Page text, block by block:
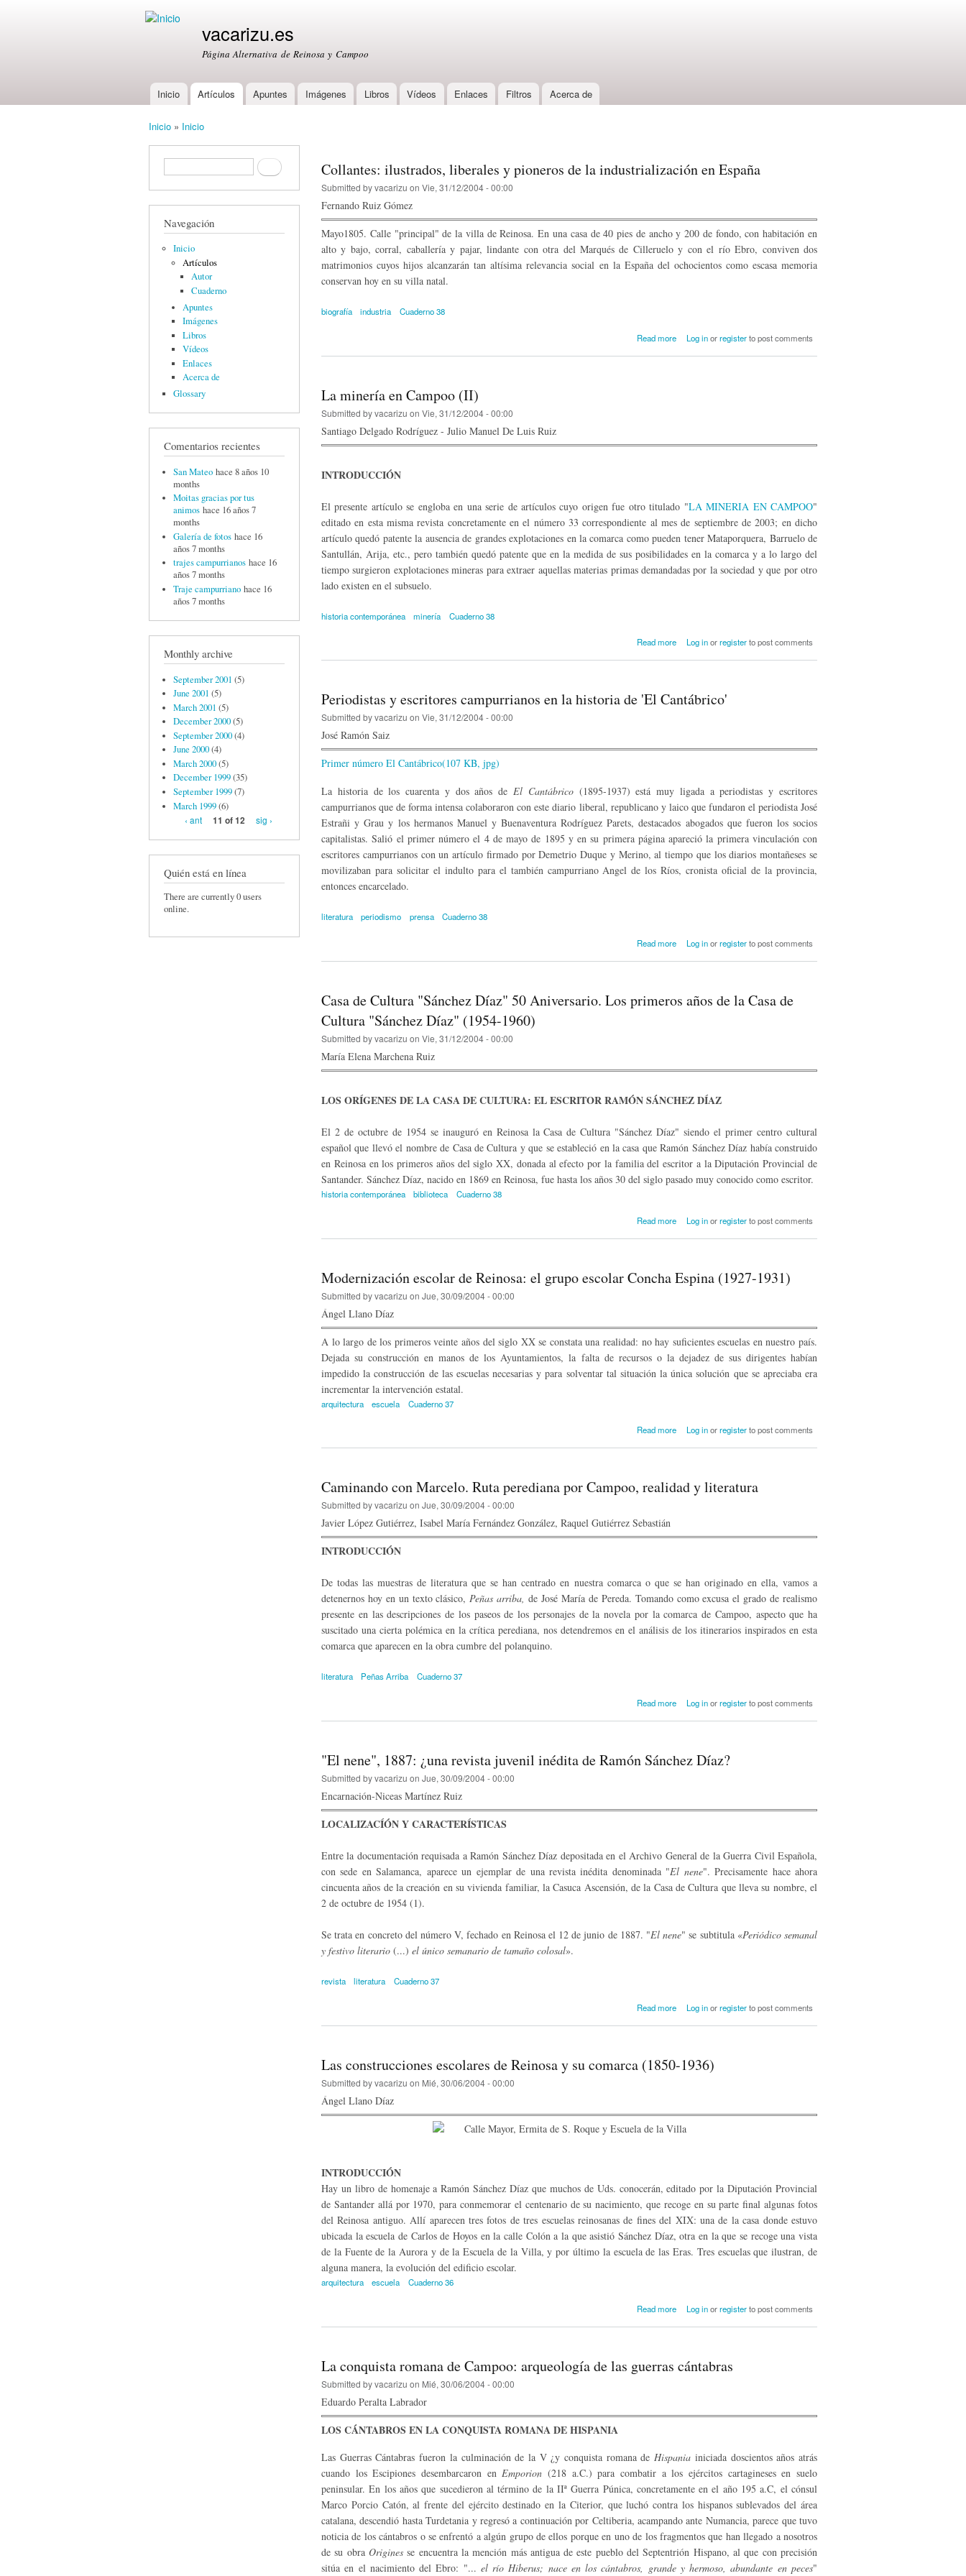
vacarizu.es
Página Alternativa de Reinosa y Campoo
Main menu
Inicio Artículos Apuntes Imágenes Libros Vídeos Enlaces Filtros Acerca de
Inicio » Inicio
Formulario de búsquedaBuscar
Navegación
Inicio
Artículos
Autor
Cuaderno
Apuntes
Imágenes
Libros
Vídeos
Enlaces
Acerca de
Glossary
Comentarios recientes
San Mateo hace 8 años 10
months
Moitas gracias por tus
animos hace 16 años 7
months
Galería de fotos hace 16
años 7 months
trajes campurrianos hace 16
años 7 months
Traje campurriano hace 16
años 7 months
Monthly archive
September 2001 (5)
June 2001 (5)
March 2001 (5)
December 2000(5)
September 2000(4)
June 2000(4)
March 2000(5)
December 1999(35)
September 1999(7)
March 1999(6)
‹ ant
11 of 12 sig ›
Quién está en línea
There are currently 0 users
online.
Collantes: ilustrados, liberales y pioneros de la industrialización en España
Submitted byvacarizu on Vie, 31/12/2004 - 00:00
Fernando Ruiz Gómez
Mayo1805. Calle "principal" de la villa de Reinosa. En una casa de 40 pies de ancho y 200 de fondo, con habitación en
alto y bajo, corral, caballería y pajar, lindante con otra del Marqués de Cilleruelo y con el río Ebro, conviven dos
matrimonios cuyos hijos alcanzarán tan altísima relevancia social en la España del ochocientos como escasa memoria
conservan hoy en su villa natal.
biografía industria Cuaderno 38
Read more
about Collantes: ilustrados, liberales y
Log inorregisterto post comments
La minería en Campoo (II)
Submitted byvacarizu on Vie, 31/12/2004 - 00:00
Santiago Delgado Rodríguez - Julio Manuel De Luis Ruiz
INTRODUCCIÓN
El presente artículo se engloba en una serie de artículos cuyo origen fue otro titulado "LA MINERIA EN CAMPOO"
editado en esta misma revista concretamente en el número 33 correspondiente al mes de septiembre de 2003; en dicho
artículo quedó patente la ausencia de grandes explotaciones en la comarca como pueden tener Mataporquera, Barruelo de
Santullán, Arija, etc., pero también quedó patente que en la medida de sus posibilidades en la comarca y a lo largo del
tiempo surgieron explotaciones mineras para extraer aquellas materias primas demandadas por la sociedad y que por otro
lado existen en el subsuelo.
historia contemporánea minería Cuaderno 38
Read moreabout La minería en Campoo (II)
Log inorregisterto post comments
Periodistas y escritores campurrianos en la historia de 'El Cantábrico'
Submitted byvacarizu on Vie, 31/12/2004 - 00:00
José Ramón Saiz
Primer número El Cantábrico(107 KB, jpg)
La historia de los cuarenta y dos años de El Cantábrico(1895-1937) está muy ligada a periodistas y escritores
campurrianos que de forma intensa colaboraron con este diario liberal, republicano y laico que fundaron el periodista José
Estrañi y Grau y los hermanos Manuel y Buenaventura Rodríguez Parets, destacados abogados que fueron los socios
capitalistas. Salió el primer número el 4 de mayo de 1895 y en su primera página apareció la primera vinculación con
escritores campurrianos con un artículo firmado por Demetrio Duque y Merino, al tiempo que los diarios montañeses se
movilizaban para solicitar el indulto para el también campurriano Angel de los Ríos, cronista oficial de la provincia,
entonces encarcelado.
literatura periodismo prensa Cuaderno 38
Read more
about Periodistas y escritores
Cantábrico'
Log inorregisterto post comments
Casa de Cultura "Sánchez Díaz" 50 Aniversario. Los primeros años de la Casa de
Cultura "Sánchez Díaz" (1954-1960)
Submitted byvacarizu on Vie, 31/12/2004 - 00:00
María Elena Marchena Ruiz
LOS ORÍGENES DE LA CASA DE CULTURA: EL ESCRITOR RAMÓN SÁNCHEZ DÍAZ
El 2 de octubre de 1954 se inauguró en Reinosa la Casa de Cultura "Sánchez Díaz" siendo el primer centro cultural
español que llevó el nombre de Casa de Cultura y que se estableció en la casa que Ramón Sánchez Díaz había construido
en Reinosa en los primeros años del siglo XX, donada al efecto por la familia del escritor a la Diputación Provincial de
Santander. Sánchez Díaz, nacido en 1869 en Reinosa, fue hasta los años 30 del siglo pasado muy conocido como escritor.
historia contemporánea biblioteca Cuaderno 38
Read more
about Casa de Cultura "Sánchez Díaz" 50
Casa de Cultura "Sánchez Díaz" (1954-
Log inorregisterto post comments
Modernización escolar de Reinosa: el grupo escolar Concha Espina (1927-1931)
Submitted byvacarizu on Jue, 30/09/2004 - 00:00
Ángel Llano Díaz
A lo largo de los primeros veinte años del siglo XX se constata una realidad: no hay suficientes escuelas en nuestro país.
Dejada su construcción en manos de los Ayuntamientos, la falta de recursos o la dejadez de sus dirigentes habían
impedido la construcción de las escuelas necesarias y para solventar tal situación la única solución que se apreciaba era
incrementar la intervención estatal.
arquitectura escuela Cuaderno 37
Read more
about Modernización escolar de Reinosa:
1931)
Log inorregisterto post comments
Caminando con Marcelo. Ruta perediana por Campoo, realidad y literatura
Submitted byvacarizu on Jue, 30/09/2004 - 00:00
Javier López Gutiérrez, Isabel María Fernández González, Raquel Gutiérrez Sebastián
INTRODUCCIÓN
De todas las muestras de literatura que se han centrado en nuestra comarca o que se han originado en ella, vamos a
detenernos hoy en un texto clásico,Peñas arriba, de José María de Pereda. Tomando como excusa el grado de realismo
presente en las descripciones de los paseos de los personajes de la novela por la comarca de Campoo, aspecto que ha
suscitado una cierta polémica en la crítica perediana, nos detendremos en el análisis de los itinerarios inspirados en esta
comarca que aparecen en la obra cumbre del polanquino.
literatura Peñas Arriba Cuaderno 37
Read more
about Caminando con Marcelo. Ruta
literatura
Log inorregisterto post comments
"El nene", 1887: ¿una revista juvenil inédita de Ramón Sánchez Díaz?
Submitted byvacarizu on Jue, 30/09/2004 - 00:00
Encarnación-Niceas Martínez Ruiz
LOCALIZACÍÓN Y CARACTERÍSTICAS
Entre la documentación requisada a Ramón Sánchez Díaz depositada en el Archivo General de la Guerra Civil Española,
con sede en Salamanca, aparece un ejemplar de una revista inédita denominada "El nene". Precisamente hace ahora
cincuenta años de la creación en su vivienda familiar, la Casuca Ascensión, de la Casa de Cultura que lleva su nombre, el
2 de octubre de 1954 (1).
Se trata en concreto del número V, fechado en Reinosa el 12 de junio de 1887. "El nene" se subtitula «Periódico semanal
y festivo literario (...) el único semanario de tamaño colosal».
revista literatura Cuaderno 37
Read more
about "El nene", 1887: ¿una revista juvenil
Log inorregisterto post comments
Las construcciones escolares de Reinosa y su comarca (1850-1936)
Submitted byvacarizu on Mié, 30/06/2004 - 00:00
Ángel Llano Díaz
INTRODUCCIÓN
Hay un libro de homenaje a Ramón Sánchez Díaz que muchos de Uds. conocerán, editado por la Diputación Provincial
de Santander allá por 1970, para conmemorar el centenario de su nacimiento, que recoge en su parte final algunas fotos
del Reinosa antiguo. Allí aparecen tres fotos de tres escuelas reinosanas de fines del XIX: una de la casa donde estuvo
ubicada la escuela de Carlos de Hoyos en la calle Colón a la que asistió Sánchez Díaz, otra en la que se recoge una vista
de la Fuente de la Aurora y de la Escuela de la Villa, y por último la escuela de las Eras. Tres escuelas que ilustran, de
alguna manera, la evolución del edificio escolar.
arquitectura escuela Cuaderno 36
Read more
about Las construcciones escolares de
Log inorregisterto post comments
La conquista romana de Campoo: arqueología de las guerras cántabras
Submitted byvacarizu on Mié, 30/06/2004 - 00:00
Eduardo Peralta Labrador
LOS CÁNTABROS EN LA CONQUISTA ROMANA DE HISPANIA
Las Guerras Cántabras fueron la culminación de la V ¿y conquista romana deHispania iniciada doscientos años atrás
cuando los Escipiones desembarcaron enEmporion (218 a.C.) para combatir a los ejércitos cartagineses en suelo
peninsular. En los años que sucedieron al término de la IIª Guerra Púnica, concretamente en el año 195 a.C, el cónsul
Marco Porcio Catón, al frente del ejército destinado en la Citerior, que luchó contra los hispanos sublevados del área
catalana, descendió hasta Turdetania y regresó a continuación por Celtiberia, acampando ante Numancia, parece que tuvo
noticia de los cántabros o se enfrentó a algún grupo de ellos porque en uno de los fragmentos que han llegado a nosotros
de su obra Originesse encuentra la mención más antigua de este pueblo del Septentrión Hispano, al que con precisión
sitúa en el nacimiento del Ebro: "... el río Hiberus; nace en los cántabros, grande y hermoso, abundante en peces"